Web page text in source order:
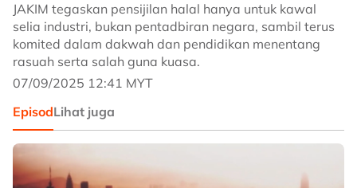
JAKIM tegaskan pensijilan halal hanya untuk kawal
selia industri, bukan pentadbiran negara, sambil terus
komited dalam dakwah dan pendidikan menentang
rasuah serta salah guna kuasa.
07/09/2025 12:41 MYT
EpisodLihat juga